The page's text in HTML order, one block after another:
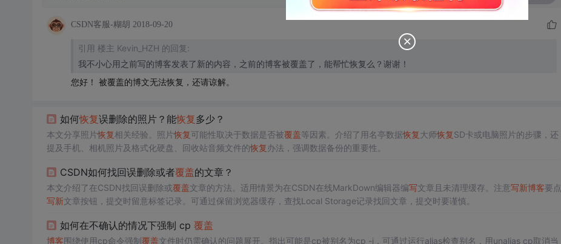
CSDN客服-糊胡 2018-09-20
引用 楼主 Kevin_HZH 的回复:
我不小心用之前写的博客发表了新的内容，之前的博客被覆盖了，能帮忙恢复么？谢谢！
您好！ 被覆盖的博文无法恢复，还请谅解。
如何恢复误删除的照片？能恢复多少？
本文分享照片恢复相关经验。照片恢复可能性取决于数据是否被覆盖等因素。介绍了用名亭数据恢复大师恢复SD卡或电脑照片的步骤，还
提及手机、相机照片及格式化硬盘、回收站音频文件的恢复办法，强调数据备份的重要性。
CSDN如何找回误删除或者覆盖的文章？
本文介绍了在CSDN找回误删除或覆盖文章的方法。适用情景为在CSDN在线MarkDown编辑器编写文章且未清理缓存。注意写新博客要点
写新文章按钮，提交时留意标签记录。可通过保留浏览器缓存，查找Local Storage记录找回文章，提交时要谨慎。
如何在不确认的情况下强制 cp 覆盖
博客围绕使用cp命令强制覆盖文件时仍需确认的问题展开。指出可能是cp被别名为cp -i，可通过运行alias检查别名，用unalias cp取消当